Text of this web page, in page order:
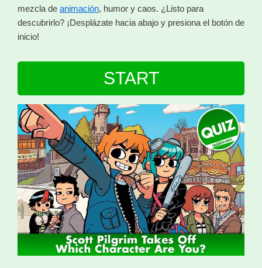
mezcla de animación, humor y caos. ¿Listo para
descubrirlo? ¡Desplázate hacia abajo y presiona el botón de
inicio!
START